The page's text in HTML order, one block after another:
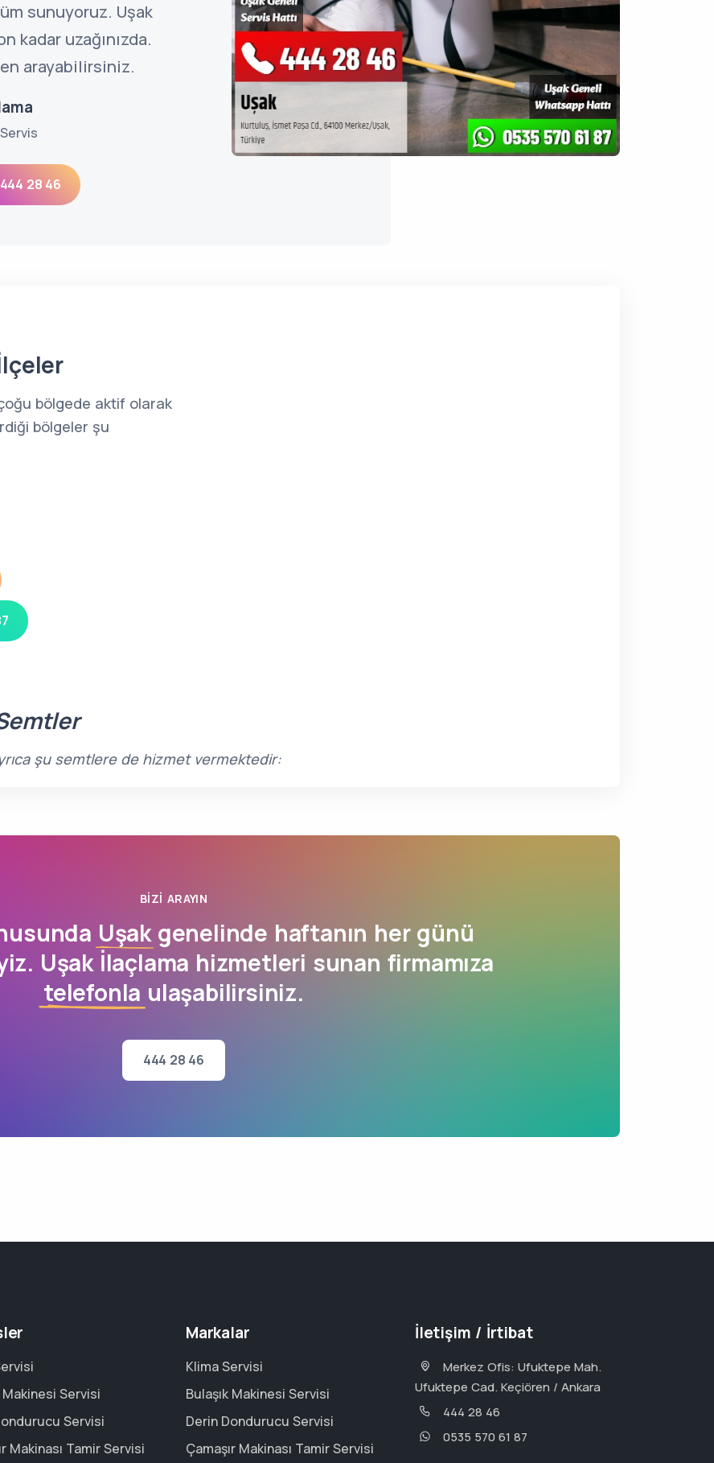
sunuyoruz. Uşak
kadar uzağınızda.
arayabilirsiniz.
28 46
bölgede aktif olarak
bölgeler şu
şu semtlere de hizmet vermektedir:
BIZI ARAYIN
Uşakgenelinde haftanın her günü
Uşak İlaçlama hizmetleri sunan firmamıza
telefonla ulaşabilirsiniz.
444 28 46
Makinesi Servisi
Servisi
Makinası Tamir Servisi
Markalar
Klima Servisi
Bulaşık Makinesi Servisi
Derin Dondurucu Servisi
Çamaşır Makinası Tamir Servisi
İletişim / İrtibat
Merkez Ofis: Ufuktepe Mah.
Ufuktepe Cad. Keçiören / Ankara
444 28 46
0535 570 61 87